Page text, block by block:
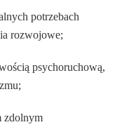
potrzebach
rozwojowe;
psychoruchową,
zdolnym